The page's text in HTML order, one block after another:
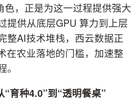
色，正是为这一过程提供强大
提供从底层GPU 算力到上层
整AI技术堆栈，西云数据正
在农业落地的门槛，加速整
“育种4.0”到“透明餐桌”